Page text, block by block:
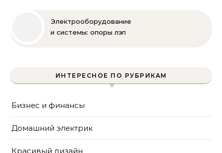
Электрооборудование
и системы: опоры лэп
ИНТЕРЕСНОЕ ПО РУБРИКАМ
Бизнес и финансы
Домашний электрик
Красивый дизайн